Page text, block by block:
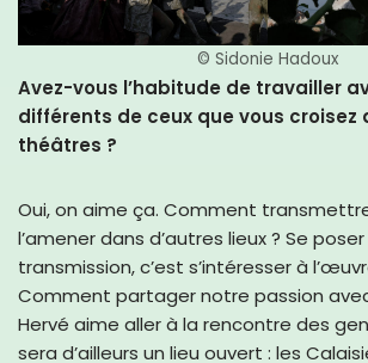
© Sidonie Hadoux
Avez-vous l’habitude de travailler
différents de ceux que vous croisez
théâtres ?
Oui, on aime ça. Comment
l’amener dans d’autres lieux ? Se
transmission, c’est s’intéresser à
Comment partager notre passion
Hervé aime aller à la rencontre des
sera d’ailleurs un lieu ouvert : les